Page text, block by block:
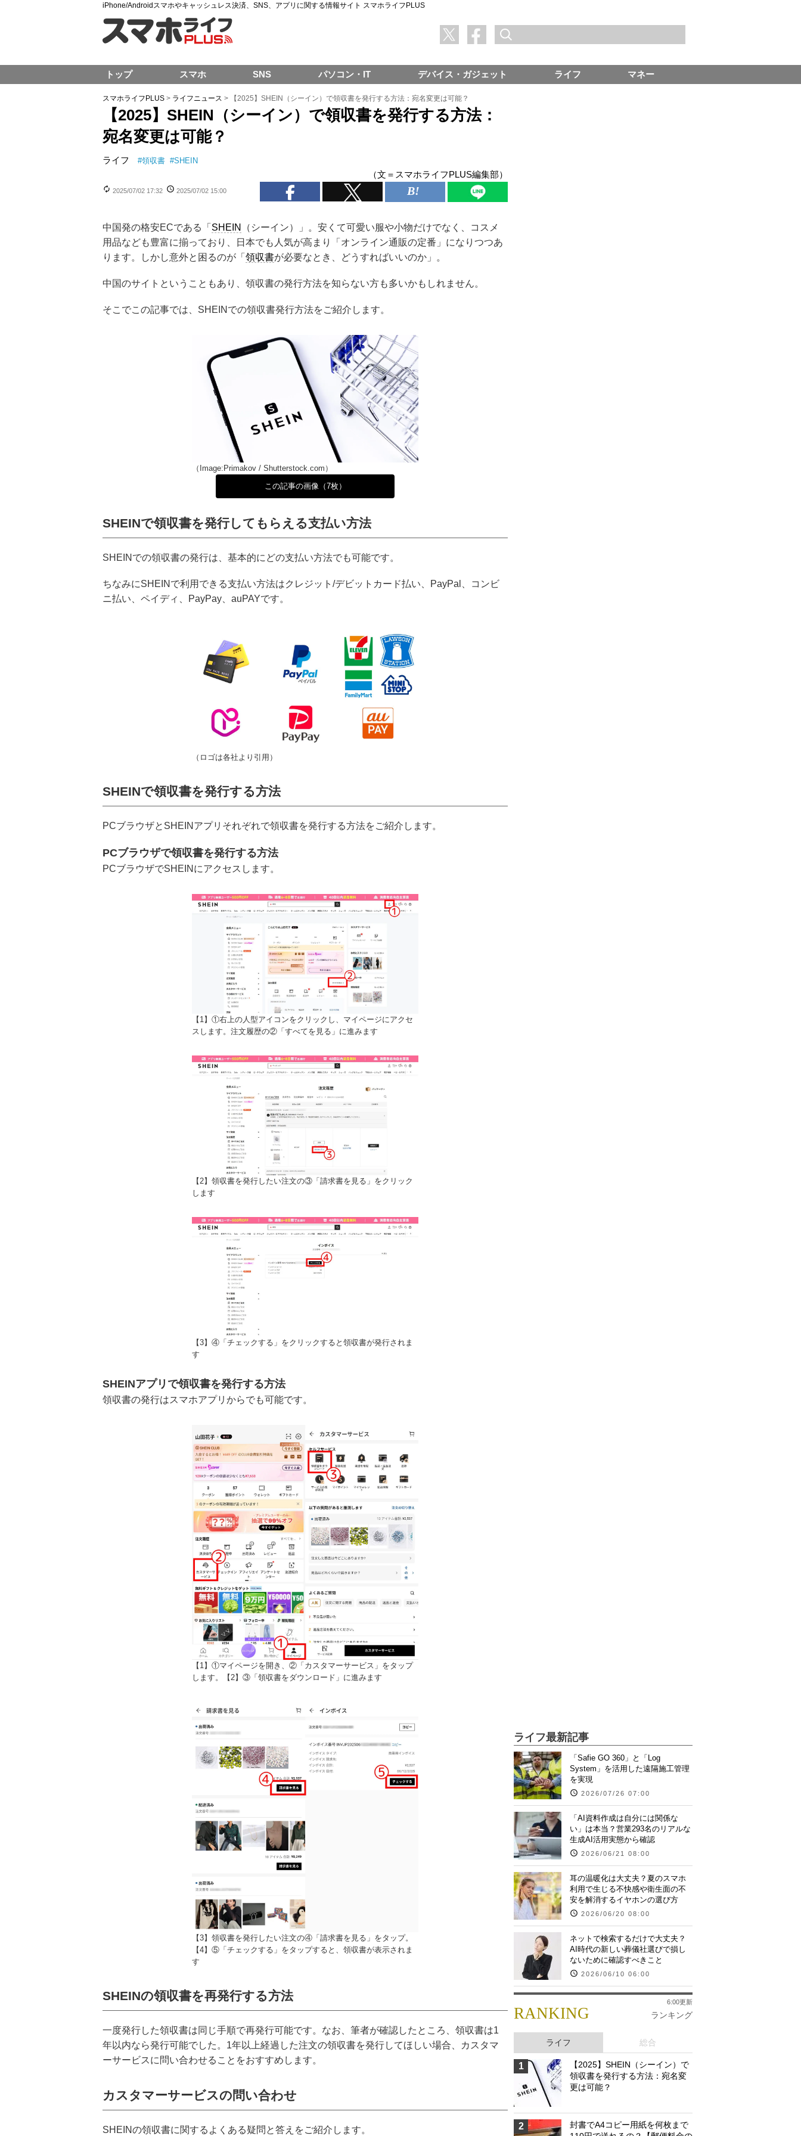
iPhone/Androidスマホやキャッシュレス決済、SNS、アプリに関する情報サイト スマホライフPLUS
スマホライフPLUS > ライフニュース > 【2025】SHEIN（シーイン）で領収書を発行する方法：宛名変更は可能？
【2025】SHEIN（シーイン）で領収書を発行する方法：
宛名変更は可能？
ライフ #領収書 #SHEIN
（文＝スマホライフPLUS編集部）
2025/07/02 17:32 2025/07/02 15:00
中国発の格安ECである「 SHEIN
（シーイン）」。安くて可愛い服や小物だけでなく、コスメ
用品なども豊富に揃っており、日本でも人気が高まり「オンライン通販の定番」になりつつあ
ります。しかし意外と困るのが「 領収書が必要なとき、どうすればいいのか」。
中国のサイトということもあり、領収書の発行方法を知らない方も多いかもしれません。
そこでこの記事では、SHEINでの領収書発行方法をご紹介します。
（Image:Primakov / Shutterstock.com）
この記事の画像（7枚）
SHEINで領収書を発行してもらえる支払い方法
SHEINでの領収書の発行は、基本的にどの支払い方法でも可能です。
ちなみにSHEINで利用できる支払い方法はクレジット/デビットカード払い、PayPal、コンビ
ニ払い、ペイディ、PayPay、auPAYです。
（ロゴは各社より引用）
SHEINで領収書を発行する方法
PCブラウザとSHEINアプリそれぞれで領収書を発行する方法をご紹介します。
PCブラウザで領収書を発行する方法
PCブラウザでSHEINにアクセスします。
【1】①右上の人型アイコンをクリックし、マイページにアクセ
スします。注文履歴の②「すべてを見る」に進みます
【2】領収書を発行したい注文の③「請求書を見る」をクリック
します
【3】④「チェックする」をクリックすると領収書が発行されま
す
SHEINアプリで領収書を発行する方法
領収書の発行はスマホアプリからでも可能です。
【1】①マイページを開き、②「カスタマーサービス」をタップ
します。【2】③「領収書をダウンロード」に進みます
【3】領収書を発行したい注文の④「請求書を見る」をタップ。
【4】⑤「チェックする」をタップすると、領収書が表示されま
す
SHEINの領収書を再発行する方法
一度発行した領収書は同じ手順で再発行可能です。なお、筆者が確認したところ、領収書は1
年以内なら発行可能でした。1年以上経過した注文の領収書を発行してほしい場合、カスタマ
ーサービスに問い合わせることをおすすめします。
カスタマーサービスの問い合わせ
SHEINの領収書に関するよくある疑問と答えをご紹介します。
ライフ最新記事
「Safie GO 360」と「Log
System」を活用した遠隔施工管理
を実現
2026/07/26 07:00
「AI資料作成は自分には関係な
い」は本当？営業293名のリアルな
生成AI活用実態から確認
2026/06/21 08:00
耳の温暖化は大丈夫？夏のスマホ
利用で生じる不快感や衛生面の不
安を解消するイヤホンの選び方
2026/06/20 08:00
ネットで検索するだけで大丈夫？
AI時代の新しい葬儀社選びで損し
ないために確認すべきこと
2026/06/10 06:00
RANKING ランキング
6:00更新
ライフ 総合
1
【2025】SHEIN（シーイン）で
領収書を発行する方法：宛名変
更は可能？
2
封書でA4コピー用紙を何枚まで
トップ スマホ SNS パソコン・IT デバイス・ガジェット ライフ マネー